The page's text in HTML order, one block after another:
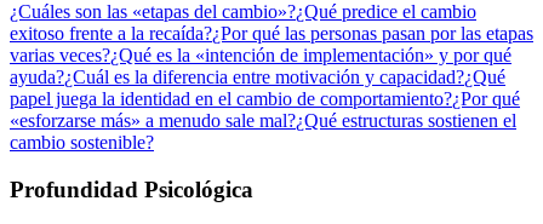
¿Cuáles son las «etapas del cambio»?¿Qué predice el cambio
exitoso frente a la recaída?¿Por qué las personas pasan por las etapas
varias veces?¿Qué es la «intención de implementación» y por qué
ayuda?¿Cuál es la diferencia entre motivación y capacidad?¿Qué
papel juega la identidad en el cambio de comportamiento?¿Por qué
«esforzarse más» a menudo sale mal?¿Qué estructuras sostienen el
cambio sostenible?
Profundidad Psicológica